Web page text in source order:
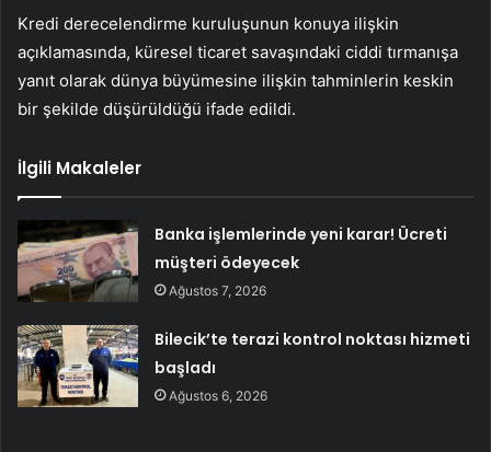
Kredi derecelendirme kuruluşunun konuya ilişkin
açıklamasında, küresel ticaret savaşındaki ciddi tırmanışa
yanıt olarak dünya büyümesine ilişkin tahminlerin keskin
bir şekilde düşürüldüğü ifade edildi.
İlgili Makaleler
Banka işlemlerinde yeni karar! Ücreti
müşteri ödeyecek
Ağustos 7, 2026
Bilecik’te terazi kontrol noktası hizmeti
başladı
Ağustos 6, 2026